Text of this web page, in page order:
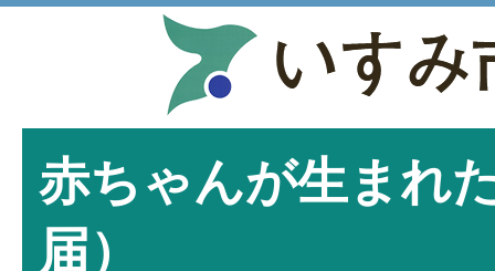
赤ちゃんが生まれ
届）